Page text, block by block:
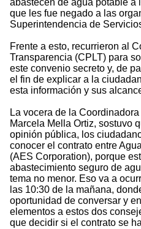
abastecen de agua potable a
que les fue negado a las
Superintendencia de
Frente a esto, recurrieron al
Transparencia (CPLT) para
este convenio secreto y, de
el fin de explicar a la
esta información y sus
La vocera de la
Marcela Mella Ortiz, sostuvo
opinión pública, los
conocer el contrato entre
(AES Corporation), porque
abastecimiento seguro de
tema no menor. Eso va a
las 10:30 de la mañana,
oportunidad de conversar y
elementos a estos dos
que decidir si el contrato se